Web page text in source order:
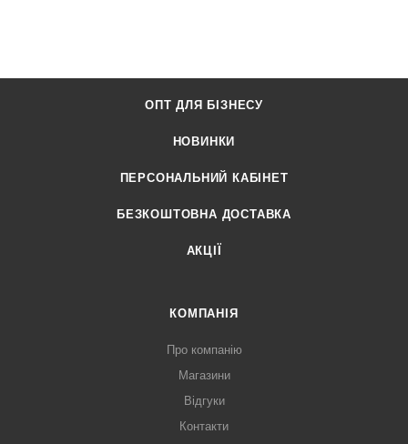
ОПТ ДЛЯ БІЗНЕСУ
НОВИНКИ
ПЕРСОНАЛЬНИЙ КАБІНЕТ
БЕЗКОШТОВНА ДОСТАВКА
АКЦІЇ
КОМПАНІЯ
Про компанію
Магазини
Відгуки
Контакти